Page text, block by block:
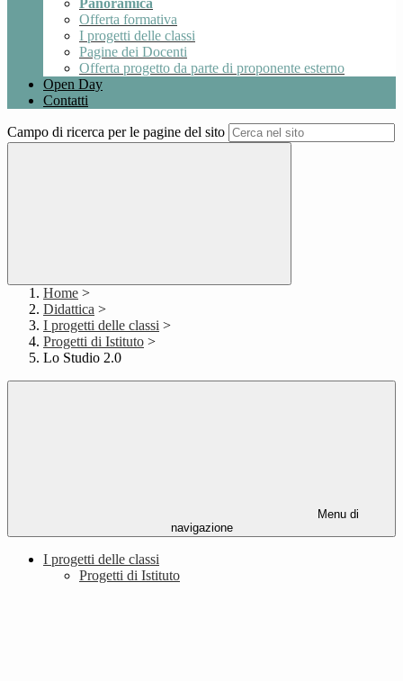
Panoramica
Offerta formativa
I progetti delle classi
Pagine dei Docenti
Offerta progetto da parte di proponente esterno
Open Day
Contatti
Campo di ricerca per le pagine del sito
Home >
Didattica >
I progetti delle classi >
Progetti di Istituto >
Lo Studio 2.0
Menu di
navigazione
I progetti delle classi
Progetti di Istituto